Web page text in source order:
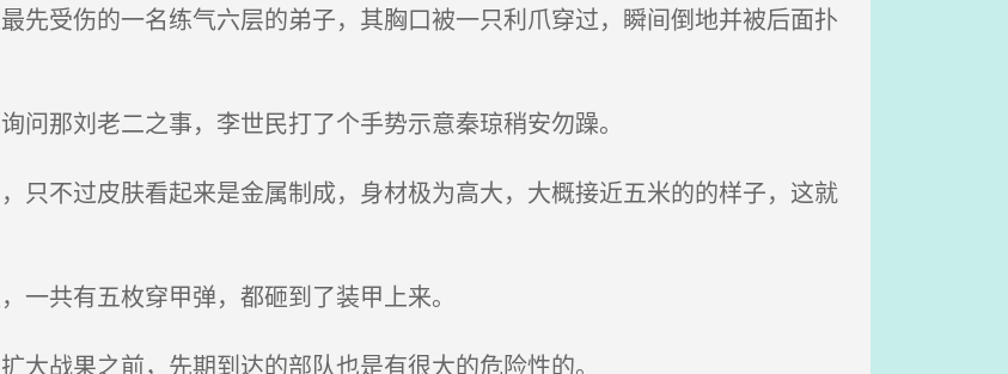
先受伤的一名练气六层的弟子，其胸口被一只利爪穿过，瞬间倒地并被后面扑
那刘老二之事，李世民打了个手势示意秦琼稍安勿躁。
只不过皮肤看起来是金属制成，身材极为高大，大概接近五米的的样子，这就
共有五枚穿甲弹，都砸到了装甲上来。
战果之前，先期到达的部队也是有很大的危险性的。